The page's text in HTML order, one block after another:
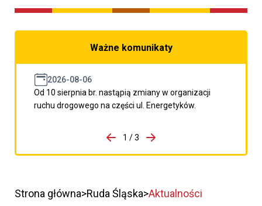
Ważne komunikaty
2026-08-06
Od 10 sierpnia br. nastąpią zmiany w organizacji
ruchu drogowego na części ul. Energetyków.
porzpedniego komunikatu
1 / 3
Przejdź do następnego
Strona główna Ruda Śląska Aktualności